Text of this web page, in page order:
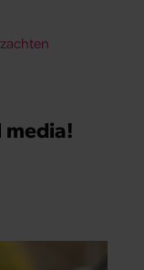
media!